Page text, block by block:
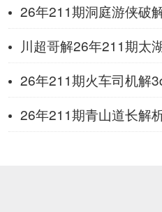
26年211期洞庭游侠破
川超哥解26年211期太
26年211期火车司机解
26年211期青山道长解